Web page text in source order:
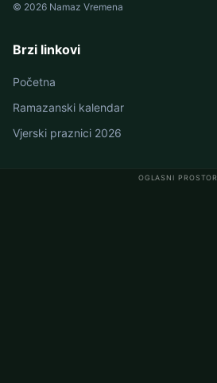
OGLASNI PROSTOR
© 2026 Namaz Vremena
Brzi linkovi
Početna
Ramazanski kalendar
Vjerski praznici 2026
Namaz vremena u Njemačkoj